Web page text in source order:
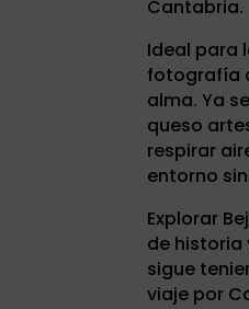
Cantabria.
Ideal para
fotografía
alma. Ya
queso
respirar
entorno
Explorar
de historia
sigue
viaje por